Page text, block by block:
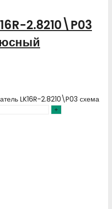
2.8210\P03
LK16R-2.8210\P03 схема